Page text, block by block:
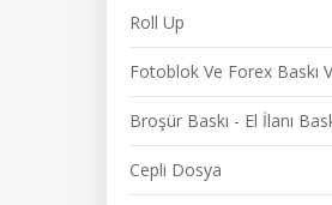
Roll Up
Fotoblok Ve Forex Baskı
Broşür Baskı - El İlanı
Cepli Dosya